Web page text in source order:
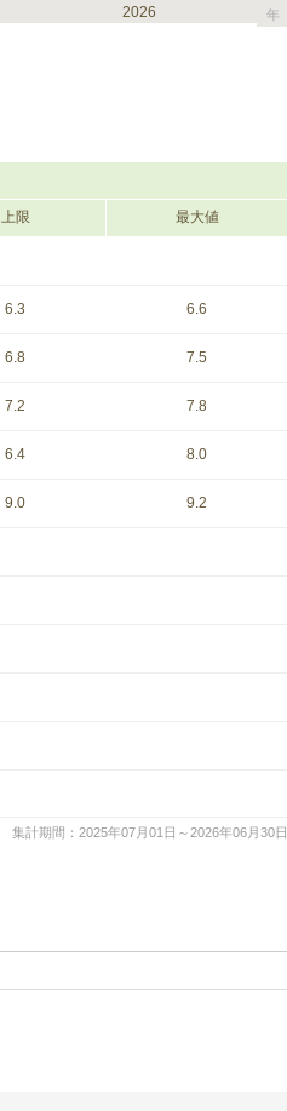
2026
年
上限 最大値
6.3 6.6
6.8 7.5
7.2 7.8
6.4 8.0
9.0 9.2
集計期間：2025年07月01日～2026年06月30日